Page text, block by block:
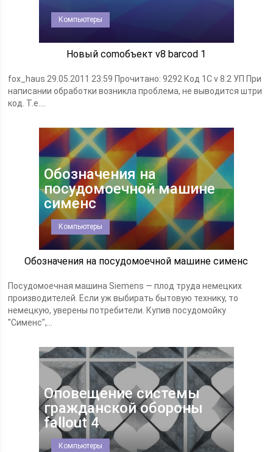
Компьютеры
Новый comобъект v8 barcod 1
fox_haus 29.05.2011 23:59 Прочитано: 9292 Код 1C v 8.2 УП При
написании обработки возникла проблема, не выводится штри
код. Т.е....
Обозначения на
посудомоечной машине
сименс
Компьютеры
Обозначения на посудомоечной машине сименс
Посудомоечная машина Siemens — плод труда немецких
производителей. Если уж выбирать бытовую технику, то
немецкую, уверены потребители. Купив посудомойку
"Сименс",...
Оповещение системы
гражданской обороны
fallout 4
Компьютеры